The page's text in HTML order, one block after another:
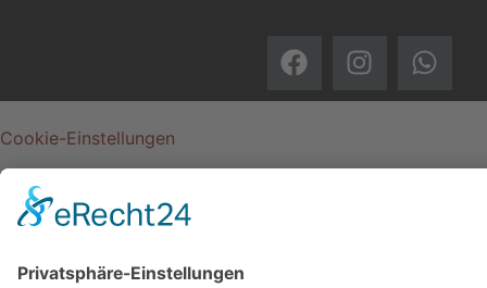
Cookie-Einstellungen